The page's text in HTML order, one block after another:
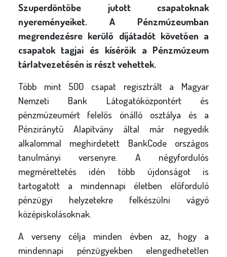
Szuperdöntőbe jutott csapatoknak
nyereményeiket. A Pénzmúzeumban
megrendezésre kerülő díjátadót követően a
csapatok tagjai és kísérőik a Pénzmúzeum
tárlatvezetésén is részt vehettek.
Több mint 500 csapat regisztrált a Magyar
Nemzeti Bank Látogatóközpontért és
pénzmúzeumért felelős önálló osztálya és a
Pénziránytű Alapítvány által már negyedik
alkalommal meghirdetett BankCode országos
tanulmányi versenyre. A négyfordulós
megmérettetés idén több újdonságot is
tartogatott a mindennapi életben előforduló
pénzügyi helyzetekre felkészülni vágyó
középiskolásoknak.
A verseny célja minden évben az, hogy a
mindennapi pénzügyekben elengedhetetlen